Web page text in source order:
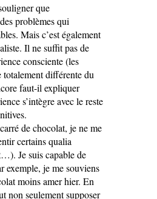
que
problèmes qui
Mais c’est également
Il ne suffit pas de
consciente (les
différente du
faut-il expliquer
s’intègre avec le reste
de chocolat, je ne me
certains qualia
Je suis capable de
exemple, je me souviens
moins amer hier. En
non seulement supposer